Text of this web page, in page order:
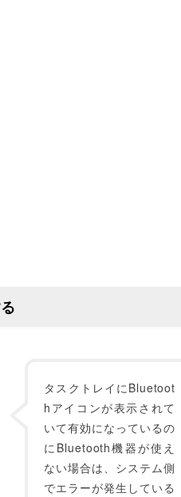
タスクトレイにBluetoot
hアイコンが表示されて
いて有効になっているの
にBluetooth機器が使え
ない場合は、システム側
でエラーが発生している